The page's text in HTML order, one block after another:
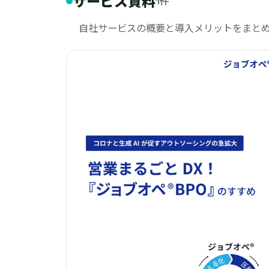
自社サービスの概要と導入メリットをまと